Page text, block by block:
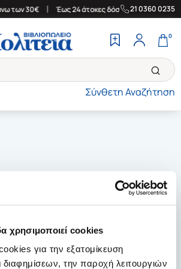
χρησιμοποιεί cookies
για την εξατομίκευση
διαφημίσεων, την παροχή λειτουργιών
των 30€ Έως 24 άτοκες δόσεις |
21 0360 0235
Σύνθετη Αναζήτηση
0